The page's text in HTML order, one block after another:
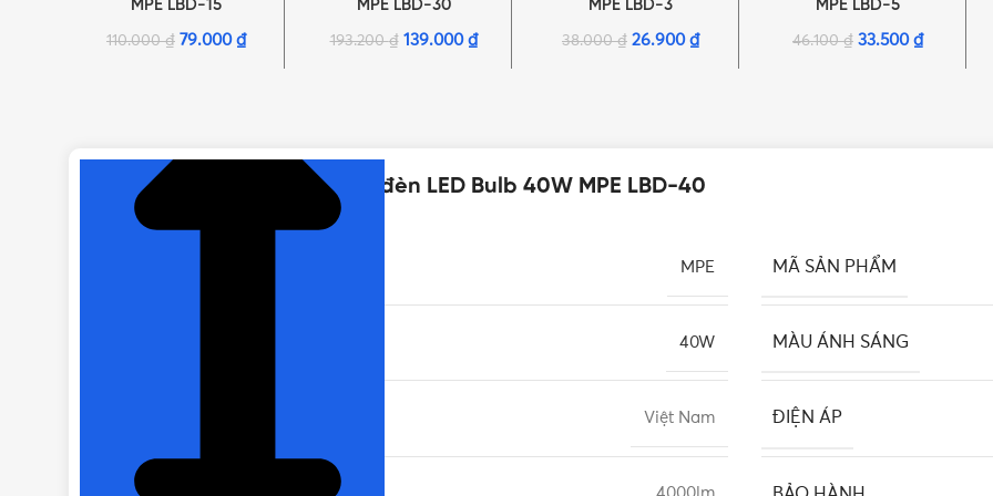
MPE LBD-15
110.000₫ 79.000 ₫
MPE LBD-30
193.200₫ 139.000 ₫
MPE LBD-3
38.000₫ 26.900 ₫
MPE LBD-5
46.100₫ 33.500 ₫
Thông số kỹ thuật của Bóng đèn LED Bulb 40W MPE LBD-40
MPE MÃ SẢN PHẨM
40W MÀU ÁNH SÁNG
Việt Nam ĐIỆN ÁP